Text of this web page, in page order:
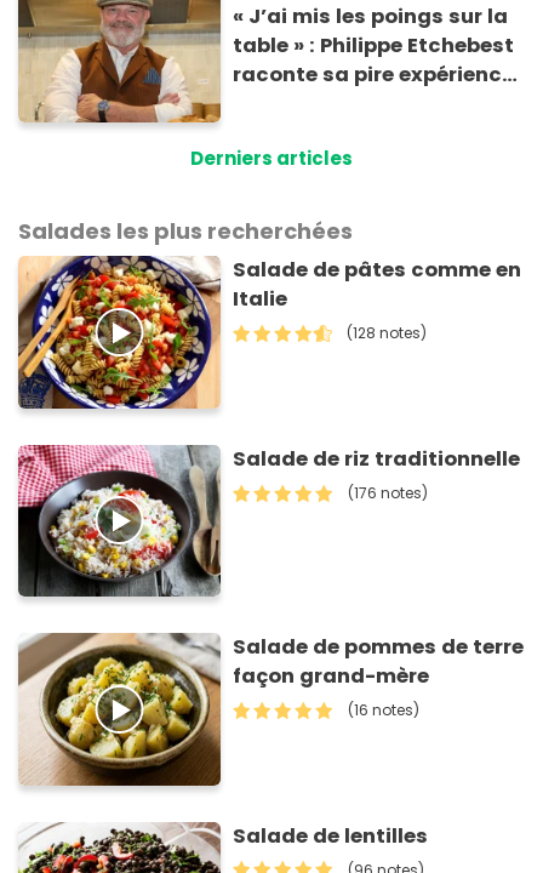
« J’ai mis les poings sur la
table » : Philippe Etchebest
raconte sa pire expérience
Derniers articles
Salades les plus recherchées
Salade de pâtes comme en
Italie
(128 notes)
Salade de riz traditionnelle
(176 notes)
Salade de pommes de terre
façon grand-mère
(16 notes)
Salade de lentilles